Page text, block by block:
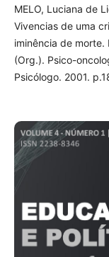
MELO, Luciana de
Vivencias de uma
iminência de morte.
(Org.). Psico-
Psicólogo. 2001.